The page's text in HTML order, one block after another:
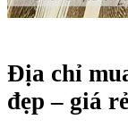
Địa chỉ
đẹp – giá